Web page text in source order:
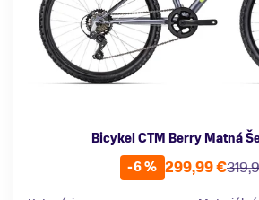
Bicykel CTM Berry Matná
-6 % 299,99 €